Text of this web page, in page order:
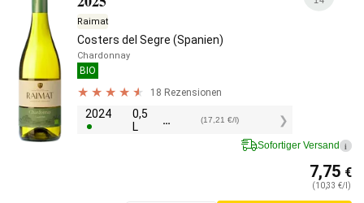
Raimat
Costers del Segre (Spanien)
Chardonnay
BIO
18 Rezensionen
2024
0,5
L
8,60 (17,21 €/l)
Sofortiger Versand i
7,75 €
(10,33 €/l)